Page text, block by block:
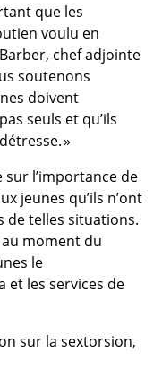
que les
voulu en
chef adjointe
soutenons
doivent
seuls et qu’ils
»
l’importance de
jeunes qu’ils n’ont
de telles situations.
moment du
le
et les services de
sur la sextorsion,